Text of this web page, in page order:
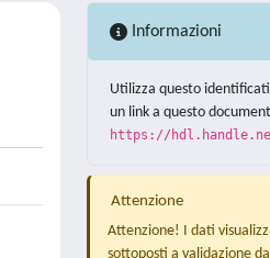
Informazioni
Utilizza questo
un link a questo
https://
Attenzione
Attenzione! I dati
sottoposti a validazione